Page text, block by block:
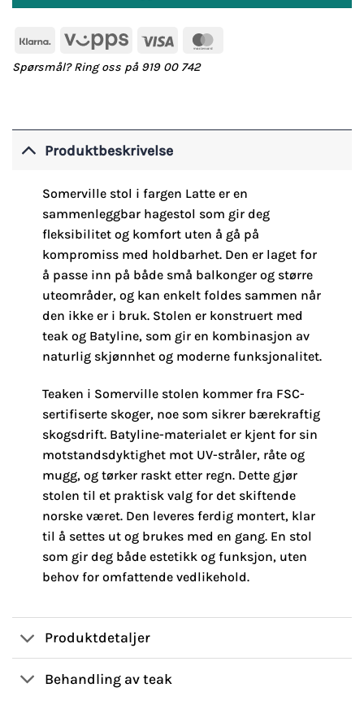
Klarna Vipps Visa
Spørsmål? Ring oss på 919 00 742
Produktbeskrivelse
Somerville stol i fargen Latte er en
sammenleggbar hagestol som gir deg
fleksibilitet og komfort uten å gå på
kompromiss med holdbarhet. Den er laget for
å passe inn på både små balkonger og større
uteområder, og kan enkelt foldes sammen når
den ikke er i bruk. Stolen er konstruert med
teak og Batyline, som gir en kombinasjon av
naturlig skjønnhet og moderne funksjonalitet.
Teaken i Somerville stolen kommer fra FSC-
sertifiserte skoger, noe som sikrer bærekraftig
skogsdrift. Batyline-materialet er kjent for sin
motstandsdyktighet mot UV-stråler, råte og
mugg, og tørker raskt etter regn. Dette gjør
stolen til et praktisk valg for det skiftende
norske været. Den leveres ferdig montert, klar
til å settes ut og brukes med en gang. En stol
som gir deg både estetikk og funksjon, uten
behov for omfattende vedlikehold.
Produktdetaljer
Behandling av teak